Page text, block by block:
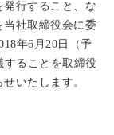
行すること、な
当社取締役会に委
年6月20日（予
することを取締役
いたします。